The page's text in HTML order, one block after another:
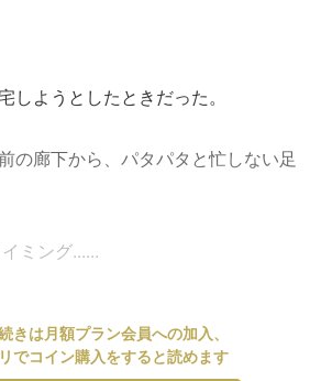
しようとしたときだった。
の廊下から、パタパタと忙しない足
ミング......
きは月額プラン会員への加入、
でコイン購入をすると読めます